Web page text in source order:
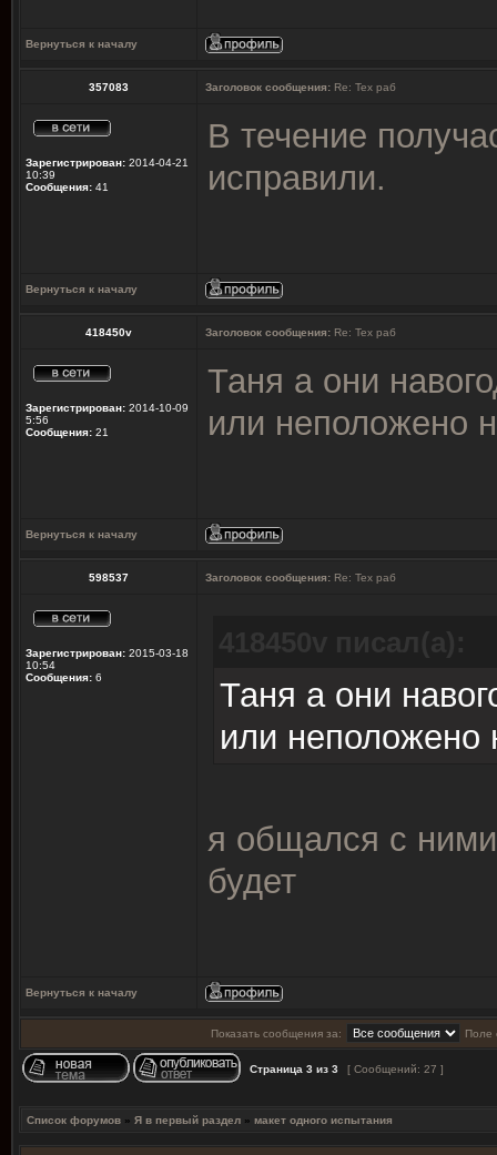
Вернуться к началу
357083 Заголовок сообщения: Re: Тех раб
Зарегистрирован: 2014-04-21
10:39
Сообщения: 41
В течение
исправили.
Вернуться к началу
418450v Заголовок сообщения: Re: Тех раб
Зарегистрирован: 2014-10-09
5:56
Сообщения: 21
Таня а они
или неположено
Вернуться к началу
598537 Заголовок сообщения: Re: Тех раб
Зарегистрирован: 2015-03-18
10:54
Сообщения: 6
Таня а они
или неположено
я общался с
будет
Вернуться к началу
Показать сообщения за: Поле
Страница 3 из 3 [ Сообщений: 27 ]
Список форумов » Я в первый раздел » макет одного испытания